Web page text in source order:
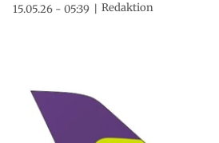
15.05.26 - 05:39 Redaktion